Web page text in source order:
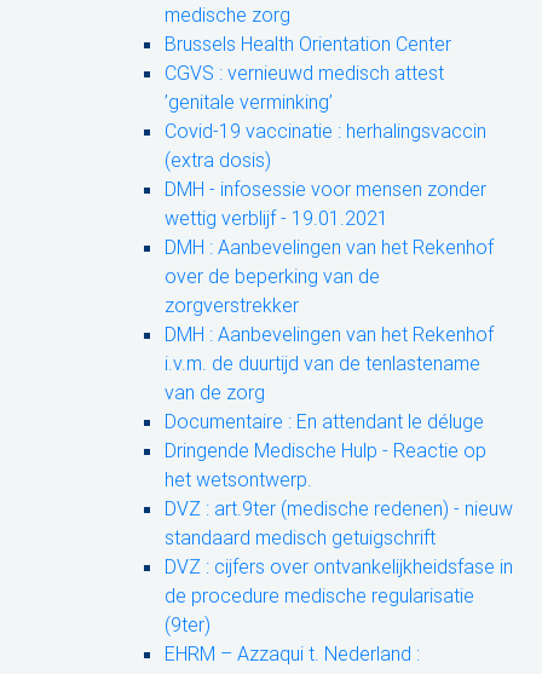
medische zorg
Brussels Health Orientation Center
CGVS : vernieuwd medisch attest
’genitale verminking’
Covid-19 vaccinatie : herhalingsvaccin
(extra dosis)
DMH - infosessie voor mensen zonder
wettig verblijf - 19.01.2021
DMH : Aanbevelingen van het Rekenhof
over de beperking van de
zorgverstrekker
DMH : Aanbevelingen van het Rekenhof
i.v.m. de duurtijd van de tenlastename
van de zorg
Documentaire : En attendant le déluge
Dringende Medische Hulp - Reactie op
het wetsontwerp.
DVZ : art.9ter (medische redenen) - nieuw
standaard medisch getuigschrift
DVZ : cijfers over ontvankelijkheidsfase in
de procedure medische regularisatie
(9ter)
EHRM – Azzaqui t. Nederland :